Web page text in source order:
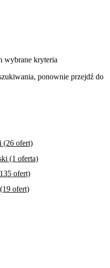
wybrane kryteria
ponownie przejdź do
(26 ofert)
(1 oferta)
ofert)
ofert)